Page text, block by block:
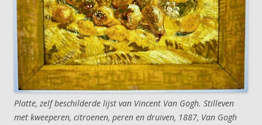
Platte, zelf beschilderde lijst van Vincent Van Gogh. Stilleven
met kweeperen, citroenen, peren en druiven, 1887, Van Gogh